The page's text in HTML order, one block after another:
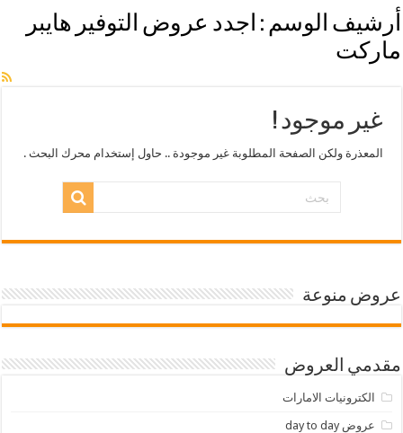
أرشيف الوسم : اجدد عروض التوفير هايبر
ماركت
غير موجود !
المعذرة ولكن الصفحة المطلوبة غير موجودة .. حاول إستخدام محرك البحث .
عروض منوعة
مقدمي العروض
الكترونيات الامارات
عروض day to day